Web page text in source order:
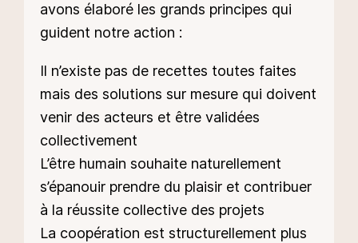
avons élaboré les grands principes qui
guident notre action :
Il n’existe pas de recettes toutes faites
mais des solutions sur mesure qui doivent
venir des acteurs et être validées
collectivement
L’être humain souhaite naturellement
s’épanouir prendre du plaisir et contribuer
à la réussite collective des projets
La coopération est structurellement plus